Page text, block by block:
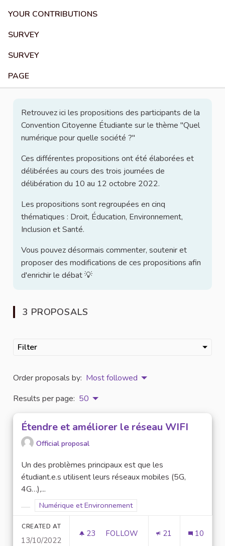
YOUR CONTRIBUTIONS
SURVEY
SURVEY
PAGE
Retrouvez ici les propositions des participants de la
Convention Citoyenne Étudiante sur le thème "Quel
numérique pour quelle société ?"
Ces différentes propositions ont été élaborées et
délibérées au cours des trois journées de
délibération du 10 au 12 octobre 2022.
Les propositions sont regroupées en cinq
thématiques : Droit, Éducation, Environnement,
Inclusion et Santé.
Vous pouvez désormais commenter, soutenir et
proposer des modifications de ces propositions afin
d'enrichir le débat 💡
3 PROPOSALS
Filter
Order proposals by: Most followed
Results per page: 50
Étendre et améliorer le réseau WIFI
Official proposal
Un des problèmes principaux est que les
étudiant.e.s utilisent leurs réseaux mobiles (5G,
4G…),...
Filter results for category:
Filter results for scope: Numérique et Environnement
Numérique et Environnement
CREATED AT
13/10/2022
23 23 FOLLOWERS
FOLLOW 21 10